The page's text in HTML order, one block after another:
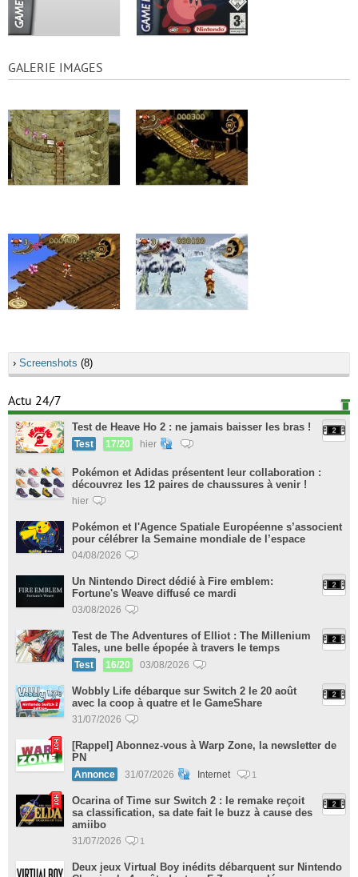
GALERIE IMAGES
› Screenshots (8)
Actu 24/7
Test de Heave Ho 2 : ne jamais baisser les bras !
Test 17/20 hier
Pokémon et Adidas présentent leur collaboration :
découvrez les 12 paires de chaussures à venir !
hier
Pokémon et l'Agence Spatiale Européenne s’associent
pour célébrer la Semaine mondiale de l’espace
04/08/2026
Un Nintendo Direct dédié à Fire emblem:
Fortune's Weave diffusé ce mardi
03/08/2026
Test de The Adventures of Elliot : The Millenium
Tales, une belle épopée à travers le temps
Test 16/20 03/08/2026
Wobbly Life débarque sur Switch 2 le 20 août
avec la coop à quatre et le GameShare
31/07/2026
[Rappel] Abonnez-vous à Warp Zone, la newsletter de
PN
Annonce 31/07/2026 Internet 1
Ocarina of Time sur Switch 2 : le remake reçoit
sa classification, sa date fait le buzz à cause des
amiibo
31/07/2026 1
Deux jeux Virtual Boy inédits débarquent sur Nintendo